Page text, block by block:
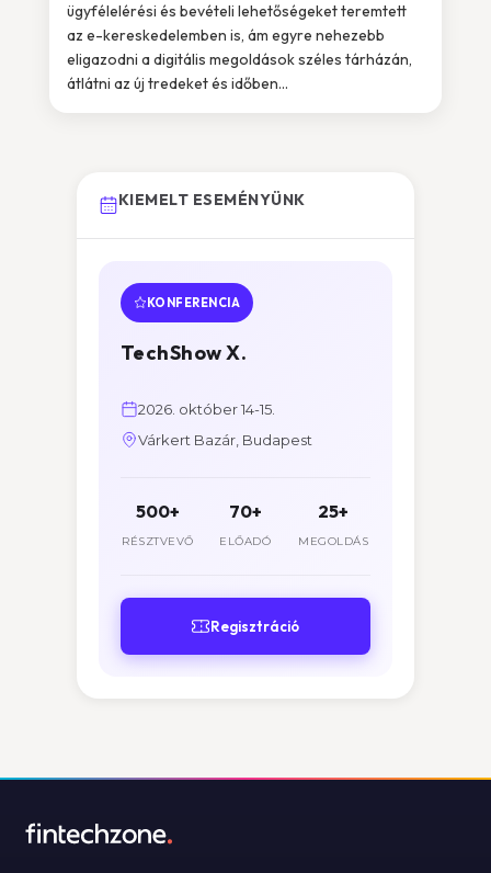
ügyfélelérési és bevételi lehetőségeket teremtett
az e-kereskedelemben is, ám egyre nehezebb
eligazodni a digitális megoldások széles tárházán,
átlátni az új tredeket és időben...
KIEMELT ESEMÉNYÜNK
KONFERENCIA
TechShow X.
2026. október 14-15.
Várkert Bazár, Budapest
500+
RÉSZTVEVŐ
70+
ELŐADÓ
25+
MEGOLDÁS
Regisztráció